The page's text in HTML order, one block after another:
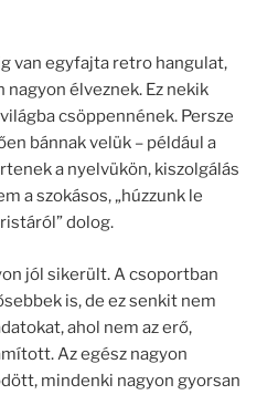
van egyfajta retro hangulat,
élveznek. Ez nekik
csöppennének. Persze
bánnak velük – például a
a nyelvükön, kiszolgálás
a szokásos, „húzzunk le
dolog.
jól sikerült. A csoportban
is, de ez senkit nem
ahol nem az erő,
Az egész nagyon
mindenki nagyon gyorsan